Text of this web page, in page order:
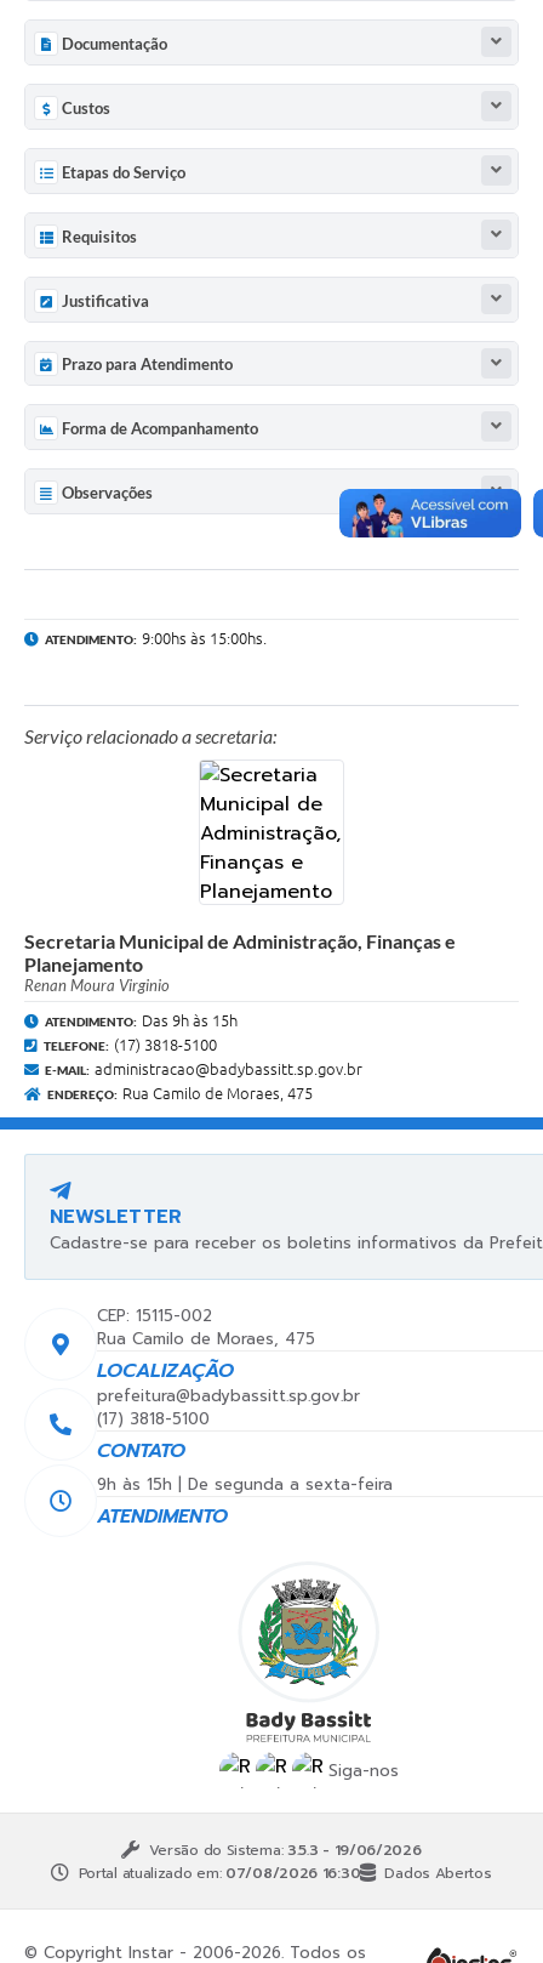
Documentação
Custos
Etapas do Serviço
Requisitos
Justificativa
Prazo para Atendimento
Forma de Acompanhamento
Observações
ATENDIMENTO: 9:00hs às 15:00hs.
Serviço relacionado a secretaria:
Secretaria Municipal de Administração, Finanças e
Planejamento
Renan Moura Virginio
ATENDIMENTO: Das 9h às 15h
TELEFONE: (17) 3818-5100
E-MAIL: administracao@badybassitt.sp.gov.br
ENDEREÇO: Rua Camilo de Moraes, 475
Siga-nos
LOCALIZAÇÃO
Rua Camilo de Moraes, 475
CEP: 15115-002
CONTATO
(17) 3818-5100
prefeitura@badybassitt.sp.gov.br
ATENDIMENTO
9h às 15h | De segunda a sexta-feira
NEWSLETTER
Cadastre-se para receber os boletins informativos da
Versão do Sistema: 3.5.3 - 19/06/2026
Portal atualizado em: 07/08/2026 16:30 Dados Abertos
© Copyright Instar - 2006-2026. Todos os